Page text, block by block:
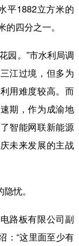
平1882立方米的
四分之一。
。”市水利局调
江过境，但多为
用难度较高。而
期，作为成渝地
智能网联新能源
未来发展的主战
忧。
路板有限公司副
：“这里面至少有